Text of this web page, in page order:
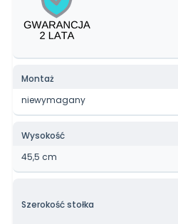
Montaż
niewymagany
Wysokość
45,5 cm
Szerokość stołka